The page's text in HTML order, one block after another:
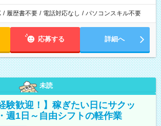
/ 履歴書不要 / 電話対応なし / パソコンスキル不要
応募する 詳細へ
未読
験歓迎！】稼ぎたい日にサクッ
週1日～自由シフトの軽作業